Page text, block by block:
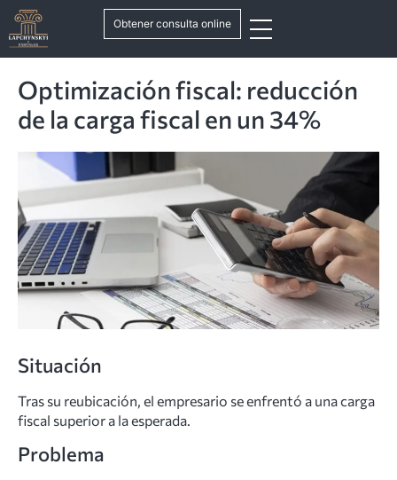
Obtener consulta online
Optimización fiscal: reducción
de la carga fiscal en un 34%
Situación
Tras su reubicación, el empresario se enfrentó a una carga
fiscal superior a la esperada.
Problema